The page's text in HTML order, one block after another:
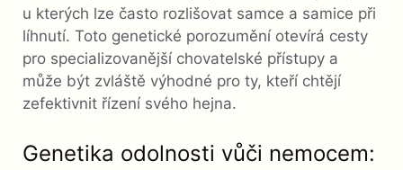
u kterých lze často rozlišovat samce a samice při
líhnutí. Toto genetické porozumění otevírá cesty
pro specializovanější chovatelské přístupy a
může být zvláště výhodné pro ty, kteří chtějí
zefektivnit řízení svého hejna.
Genetika odolnosti vůči nemocem: